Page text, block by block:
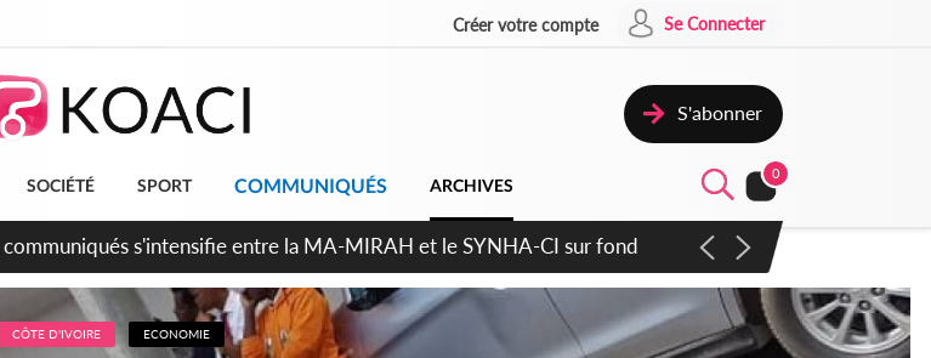
Créer votre compte Se Connecter
S'abonner
SOCIÉTÉ SPORT COMMUNIQUÉS ARCHIVES
0
plaide pour un environnement démocratique plus apaisé
CÔTE D'IVOIRE ECONOMIE